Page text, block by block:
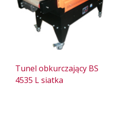
Tunel obkurczający BS
4535 L siatka